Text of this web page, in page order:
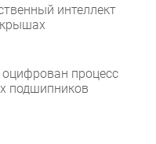
интеллект
процесс
подшипников